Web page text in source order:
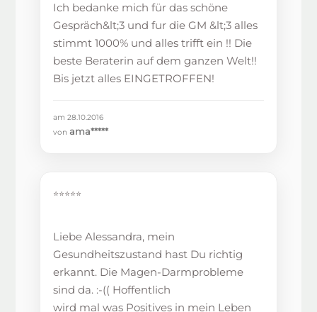
Ich bedanke mich für das schöne
Gespräch&lt;3 und fur die GM &lt;3 alles
stimmt 1000% und alles trifft ein !! Die
beste Beraterin auf dem ganzen Welt!!
Bis jetzt alles EINGETROFFEN!
am 28.10.2016
vonama*****
⭐⭐⭐⭐⭐
Liebe Alessandra, mein
Gesundheitszustand hast Du richtig
erkannt. Die Magen-Darmprobleme
sind da. :-(( Hoffentlich
wird mal was Positives in mein Leben